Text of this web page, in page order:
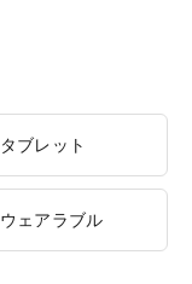
タブレット
ウェアラブル